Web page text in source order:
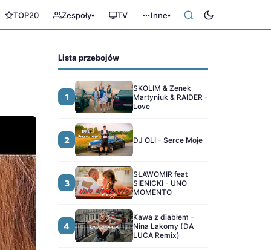
TOP20 Zespoły▾ TV Inne▾
Lista przebojów
1
SKOLIM & Zenek
Martyniuk & RAIDER -
Love
2 DJ OLI - Serce Moje
3
SŁAWOMIR feat
SIENICKI - UNO
MOMENTO
4
Kawa z diabłem -
Nina Lakomy (DA
LUCA Remix)